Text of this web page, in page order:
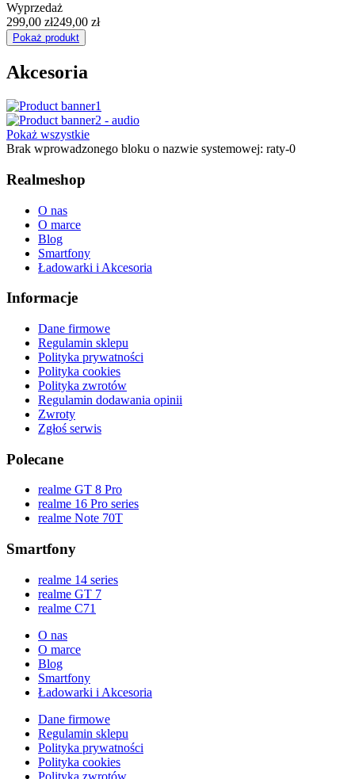
Wyprzedaż
299,00 zł249,00 zł
Pokaż produkt
Akcesoria
Pokaż wszystkie
Brak wprowadzonego bloku o nazwie systemowej: raty-0
Realmeshop
O nas
O marce
Blog
Smartfony
Ładowarki i Akcesoria
Informacje
Dane firmowe
Regulamin sklepu
Polityka prywatności
Polityka cookies
Polityka zwrotów
Regulamin dodawania opinii
Zwroty
Zgłoś serwis
Polecane
realme GT 8 Pro
realme 16 Pro series
realme Note 70T
Smartfony
realme 14 series
realme GT 7
realme C71
O nas
O marce
Blog
Smartfony
Ładowarki i Akcesoria
Dane firmowe
Regulamin sklepu
Polityka prywatności
Polityka cookies
Polityka zwrotów